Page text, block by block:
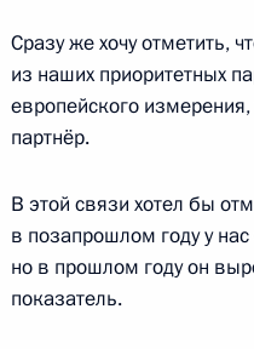
Телефонный
Олафом Шольцем
23 марта 2022 года, 16:35
Телефонный
Олафом Шольцем
18 марта 2022 года, 12:25
Сразу же хочу отметить,
из наших приоритетных
европейского
партнёр.
В этой связи хотел бы
в позапрошлом году у
но в прошлом году он
показатель.